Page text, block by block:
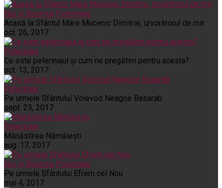
Noi și Biserica Pelerinaje
Acasă la Sfântul Mare Mucenic Dimitrie, izvorâtorul de mir
oct. 26, 2017
Pelerinaje
Ce este pelerinajul şi cum ne pregătim pentru acesta?
oct. 13, 2017
Pelerinaje
Pe urmele Sfântului Voievod Neagoe Basarab
sept. 25, 2017
Pelerinaje
Mănăstirea Nămăiești
aug. 17, 2017
Noi și Biserica Pelerinaje
Pe urmele Sfântului Efrem cel Nou
mai 4, 2017